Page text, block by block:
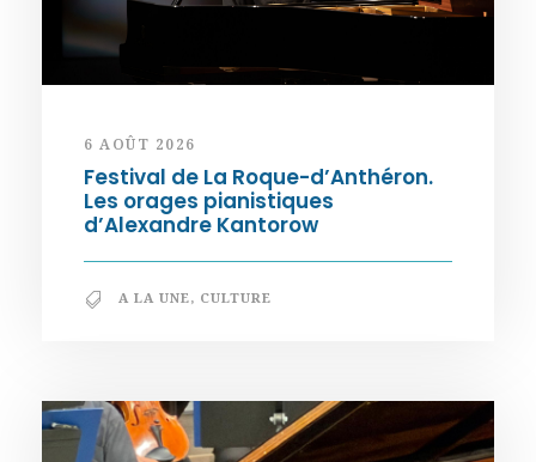
6 AOÛT 2026
Festival de La Roque-d’Anthéron.
Les orages pianistiques
d’Alexandre Kantorow
A LA UNE, CULTURE